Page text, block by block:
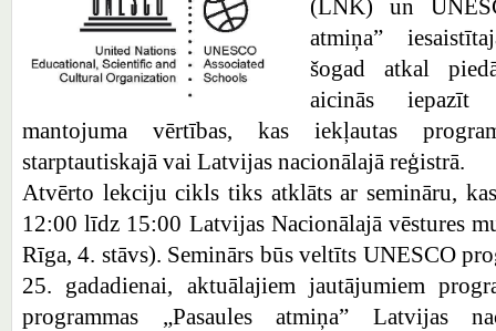
(LNK) un
atmiņa”
šogad atkal
aicinās iepazīt
mantojuma vērtības, kas iekļautas
starptautiskajā vai Latvijas nacionālajā reģistrā.
Atvērto lekciju cikls tiks atklāts ar semināru,
12:00 līdz 15:00 Latvijas Nacionālajā vēstures
Rīga, 4. stāvs). Seminārs būs veltīts UNESCO
25. gadadienai, aktuālajiem jautājumiem
programmas „Pasaules atmiņa” Latvijas